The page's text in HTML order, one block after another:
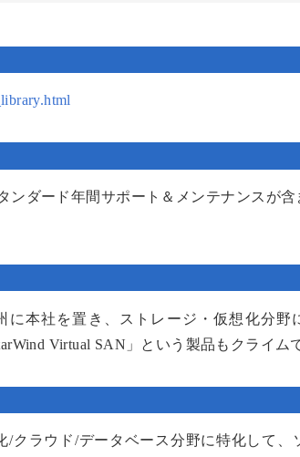
ンダード年間サポート＆メンテナンスが
に本社を置き、ストレージ・仮想化分野
Virtual SAN」という製品もクライム
/クラウド/データベース分野に特化して、